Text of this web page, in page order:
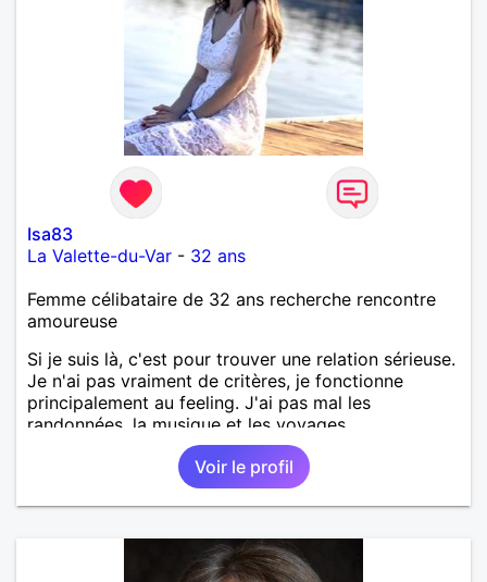
Isa83
La Valette-du-Var - 32 ans
Femme célibataire de 32 ans recherche rencontre
amoureuse
Si je suis là, c'est pour trouver une relation sérieuse.
Je n'ai pas vraiment de critères, je fonctionne
principalement au feeling. J'ai pas mal les
randonnées, la musique et les voyages.
Voir le profil